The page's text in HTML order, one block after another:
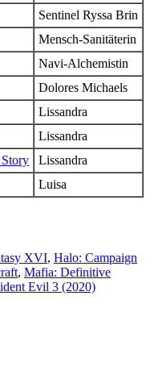
Sentinel Ryssa Brin
Mensch-Sanitäterin
Navi-Alchemistin
Dolores Michaels
Lissandra
Lissandra
Lissandra
Luisa
XVI, Halo: Campaign
, Mafia: Definitive
Evil 3 (2020)